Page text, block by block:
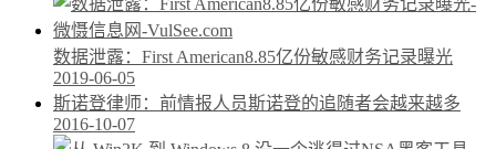
数据泄露：First American8.85亿份敏感财务记录曝光
2019-06-05
斯诺登律师：前情报人员斯诺登的追随者会越来越多
2016-10-07